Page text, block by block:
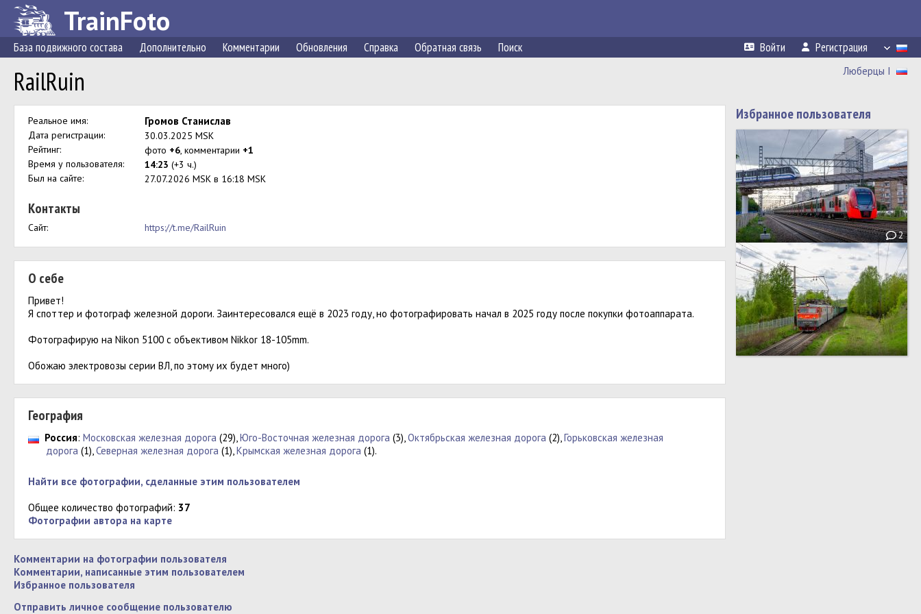
TrainFoto
База подвижного состава Дополнительно Комментарии Обновления Справка Обратная связь Поиск Войти Регистрация
Люберцы I
RailRuin
Реальное имя: Громов Станислав
Дата регистрации:
30.03.2025 MSK
Рейтинг:
фото +6, комментарии +1
Время у пользователя:
14:23 (+3 ч.)
Был на сайте:
27.07.2026 MSK в 16:18 MSK
Контакты
Сайт: https://t.me/RailRuin
О себе
Привет!
Я споттер и фотограф железной дороги. Заинтересовался ещё в 2023 году, но фотографировать начал в 2025 году после покупки фотоаппарата.
Фотографирую на Nikon 5100 с объективом Nikkor 18-105mm.
Обожаю электровозы серии ВЛ, по этому их будет много)
География
Россия: Московская железная дорога (29),Юго-Восточная железная дорога (3),Октябрьская железная дорога (2),Горьковская железная
дорога (1),Северная железная дорога (1),Крымская железная дорога (1).
Найти все фотографии, сделанные этим пользователем
Общее количество фотографий: 37
Фотографии автора на карте
Комментарии на фотографии пользователя
Комментарии, написанные этим пользователем
Избранное пользователя
Отправить личное сообщение пользователю
Избранное пользователя
2